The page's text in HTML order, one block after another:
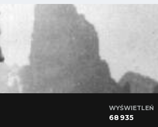
WYŚWIETLEŃ
68 935